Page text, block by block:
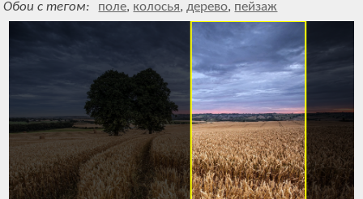
Обои с тегом: поле, колосья,дерево, пейзаж